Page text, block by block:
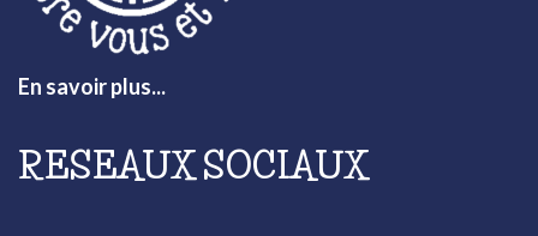
En savoir plus...
RESEAUX SOCIAUX